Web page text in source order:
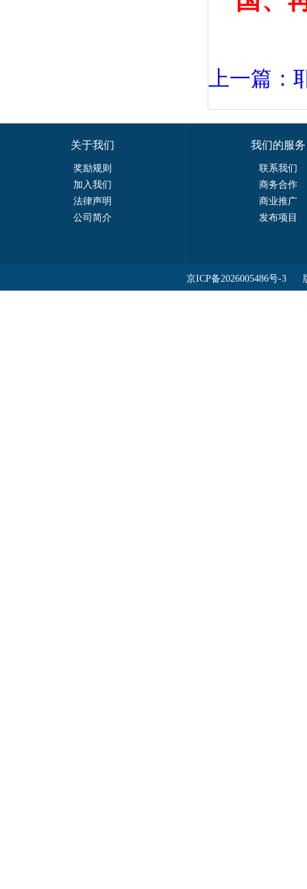
上一篇：
关于我们
奖励规则
加入我们
法律声明
公司简介
我们的服务
联系我们
商务合作
商业推广
发布项目
京ICP备2026005486号-3